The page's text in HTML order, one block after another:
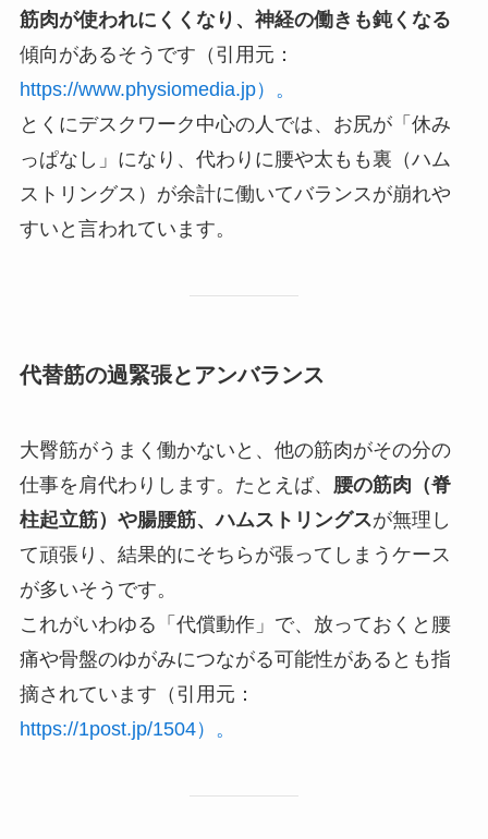
筋肉が使われにくくなり、神経の働きも鈍くなる
傾向があるそうです（引用元：
https://www.physiomedia.jp）。
とくにデスクワーク中心の人では、お尻が「休み
っぱなし」になり、代わりに腰や太もも裏（ハム
ストリングス）が余計に働いてバランスが崩れや
すいと言われています。
代替筋の過緊張とアンバランス
大臀筋がうまく働かないと、他の筋肉がその分の
仕事を肩代わりします。たとえば、 腰の筋肉（脊
柱起立筋）や腸腰筋、ハムストリングスが無理し
て頑張り、結果的にそちらが張ってしまうケース
が多いそうです。
これがいわゆる「代償動作」で、放っておくと腰
痛や骨盤のゆがみにつながる可能性があるとも指
摘されています（引用元：
https://1post.jp/1504）。